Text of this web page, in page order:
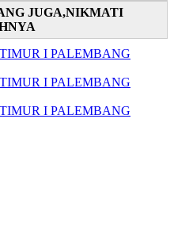
JUGA,NIKMATI